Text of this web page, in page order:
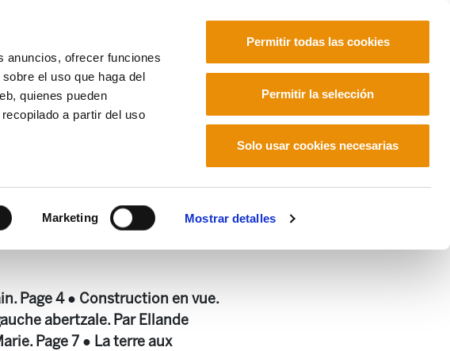
anuncios, ofrecer funciones
el uso que haga del
quienes pueden
a partir del uso
Marketing Mostrar detalles
Permitir todas las cookies
Permitir la selección
Solo usar cookies necesarias
Page 4 ● Construction en vue.
abertzale. Par Ellande
Page 7 ● La terre aux